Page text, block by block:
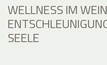
WELLNESS IM
SEELE